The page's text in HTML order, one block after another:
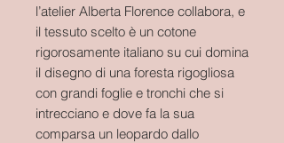
l’atelier Alberta Florence collabora, e
il tessuto scelto è un cotone
rigorosamente italiano su cui domina
il disegno di una foresta rigogliosa
con grandi foglie e tronchi che si
intrecciano e dove fa la sua
comparsa un leopardo dallo